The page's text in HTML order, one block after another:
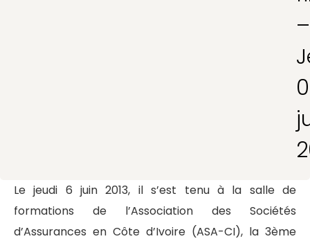
–
Le jeudi 6 juin 2013, il s’est tenu à la salle de
formations de l’Association des Sociétés
d’Assurances en Côte d’Ivoire (ASA-CI), la 3ème